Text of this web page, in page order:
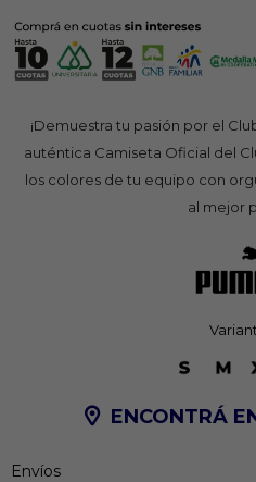
¡Demuestra tu pasión por el
auténtica Camiseta Oficial del
los colores de tu equipo con
al mejor
ENCONTRÁ
Envíos